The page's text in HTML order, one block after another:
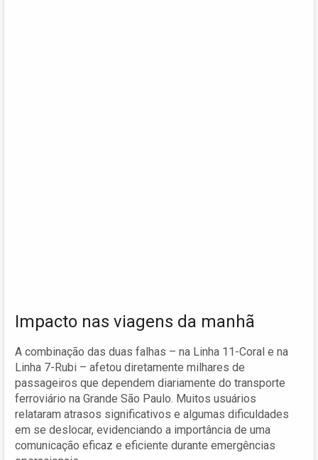
Impacto nas viagens da manhã
A combinação das duas falhas – na Linha 11-Coral e na
Linha 7-Rubi – afetou diretamente milhares de
passageiros que dependem diariamente do transporte
ferroviário na Grande São Paulo. Muitos usuários
relataram atrasos significativos e algumas dificuldades
em se deslocar, evidenciando a importância de uma
comunicação eficaz e eficiente durante emergências